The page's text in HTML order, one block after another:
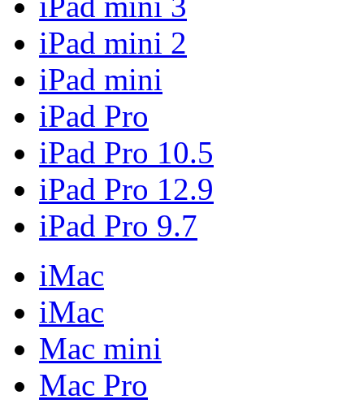
iPad mini 2
iPad mini
iPad Pro
iPad Pro 10.5
iPad Pro 12.9
iPad Pro 9.7
iMac
iMac
Mac mini
Mac Pro